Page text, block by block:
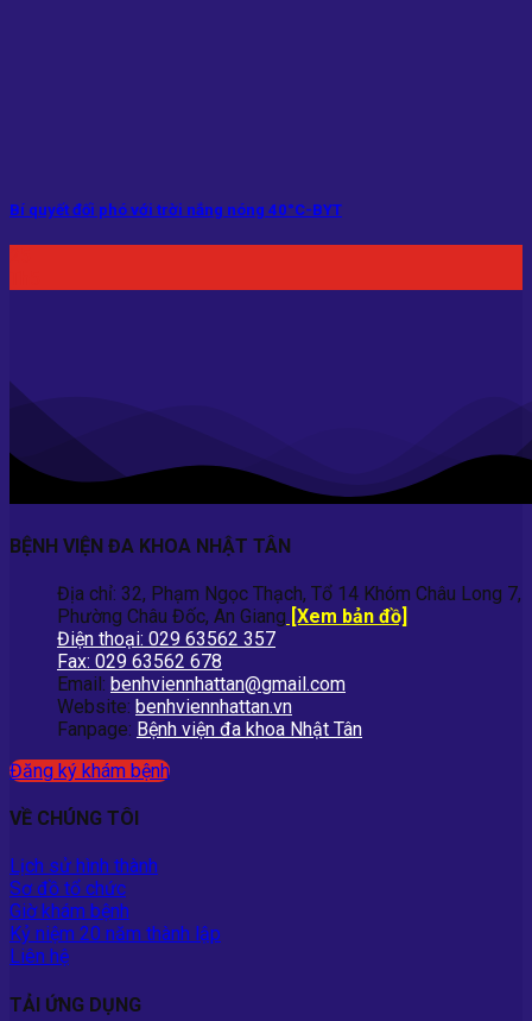
Bí quyết đối phó với trời nắng nóng 40°C-BYT
BỆNH VIỆN ĐA KHOA NHẬT TÂN
Địa chỉ: 32, Phạm Ngọc Thạch, Tổ 14 Khóm Châu Long 7,
Phường Châu Đốc, An Giang [Xem bản đồ]
Điện thoại: 029 63562 357
Fax: 029 63562 678
Email: benhviennhattan@gmail.com
Website: benhviennhattan.vn
Fanpage: Bệnh viện đa khoa Nhật Tân
Đăng ký khám bệnh
VỀ CHÚNG TÔI
Lịch sử hình thành
Sơ đồ tổ chức
Giờ khám bệnh
Kỷ niệm 20 năm thành lập
Liên hệ
TẢI ỨNG DỤNG